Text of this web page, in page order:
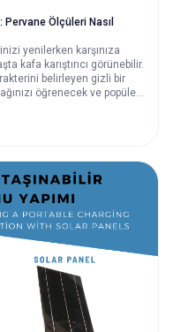
Ölçüleri Nasıl
yenilerken karşınıza
kafa karıştırıcı görünebilir.
belirleyen gizli bir
öğrenecek ve popüler
yapacağız.